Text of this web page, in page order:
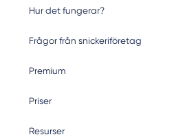
Hur det fungerar?
Frågor från snickeriföretag
Premium
Priser
Resurser